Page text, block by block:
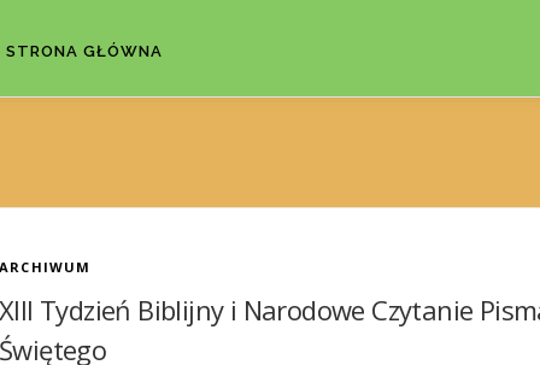
STRONA GŁÓWNA
ARCHIWUM
XIII Tydzień Biblijny i Narodowe Czytanie
Świętego